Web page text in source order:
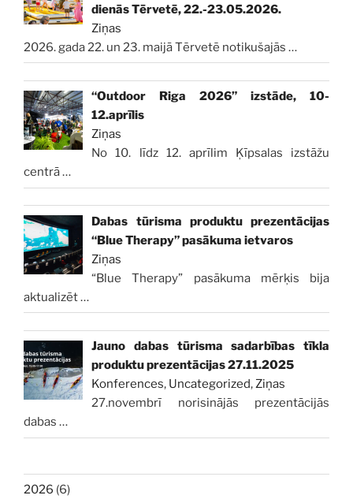
dienās Tērvetē, 22.-23.05.2026.
Ziņas
2026. gada 22. un 23. maijā Tērvetē notikušajās …
“Outdoor Riga 2026” izstāde, 10-
12.aprīlis
Ziņas
No 10. līdz 12. aprīlim Ķīpsalas izstāžu
centrā…
Dabas tūrisma produktu prezentācijas
“Blue Therapy” pasākuma ietvaros
Ziņas
“Blue Therapy” pasākuma mērķis bija
aktualizēt…
Jauno dabas tūrisma sadarbības tīkla
produktu prezentācijas 27.11.2025
Konferences, Uncategorized,Ziņas
27.novembrī norisinājās prezentācijās
dabas …
2026 (6)